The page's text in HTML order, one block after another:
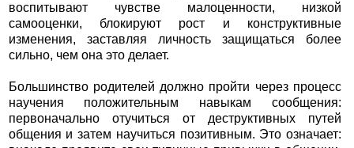
воспитывают чувстве малоценности, низкой
самооценки, блокируют рост и конструктивные
изменения, заставляя личность защищаться более
сильно, чем она это делает.
Большинство родителей должно пройти через процесс
научения положительным навыкам сообщения:
первоначально отучиться от деструктивных путей
общения и затем научиться позитивным. Это означает: